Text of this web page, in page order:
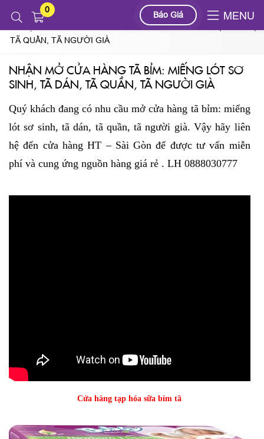
0
Báo Giá MENU
Tin tức
NHẬN MỞ CỬA HÀNG TÃ BỈM: MIẾNG LÓT SƠ SINH, TÃ DÁN,
TÃ QUẦN, TÃ NGƯỜI GIÀ
NHẬN MỞ CỬA HÀNG TÃ BỈM: MIẾNG LÓT SƠ
SINH, TÃ DÁN, TÃ QUẦN, TÃ NGƯỜI GIÀ
Quý khách đang có nhu cầu mở cửa hàng tã bỉm: miếng
lót sơ sinh, tã dán, tã quần, tã người già. Vậy hãy liên
hệ đến cửa hàng HT – Sài Gòn để được tư vấn miễn
phí và cung ứng nguồn hàng giá rẻ . LH 0888030777
Cửa hàng tạp hóa sữa bỉm tã